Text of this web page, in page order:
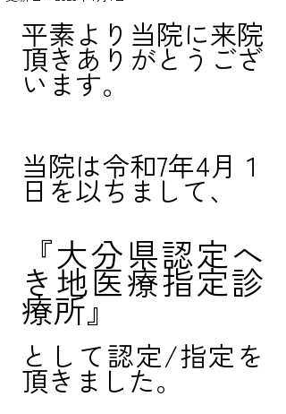
平素より当院に来院
頂きありがとうござ
います。
当院は令和7年4月１
日を以ちまして、
『大分県認定へ
き地医療指定診
療所』
として認定/指定を
頂きました。